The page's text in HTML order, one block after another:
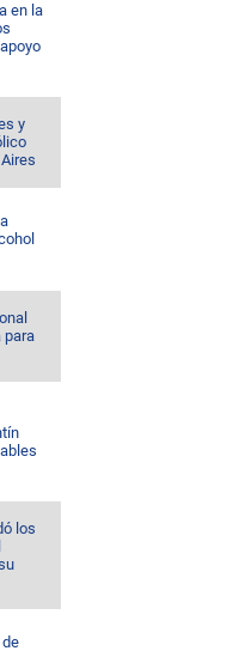
en la
y
para
los